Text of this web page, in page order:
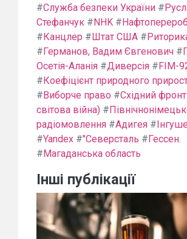
#Служба безпеки України #
Стефанчук # NHK #
# Канцлер # Штат США #
# Германов, Вадим Євгенович #
Осетія-Аланія #Диверсія # FIM-
# Коефіцієнт природного
# Виборче право #Східний
світова війна) #
радіомовлення #Адигея #
#Yandex #"Северсталь # Гессен.
# Магаданська область
Інші публікації